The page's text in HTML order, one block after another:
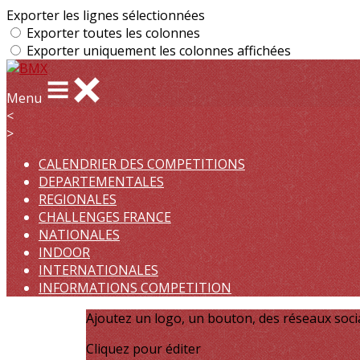
Exporter les lignes sélectionnées
Exporter toutes les colonnes
Exporter uniquement les colonnes affichées
Menu
<
>
CALENDRIER DES COMPETITIONS
DEPARTEMENTALES
REGIONALES
CHALLENGES FRANCE
NATIONALES
INDOOR
INTERNATIONALES
INFORMATIONS COMPETITION
Ajoutez un logo, un bouton, des réseaux
Cliquez pour éditer